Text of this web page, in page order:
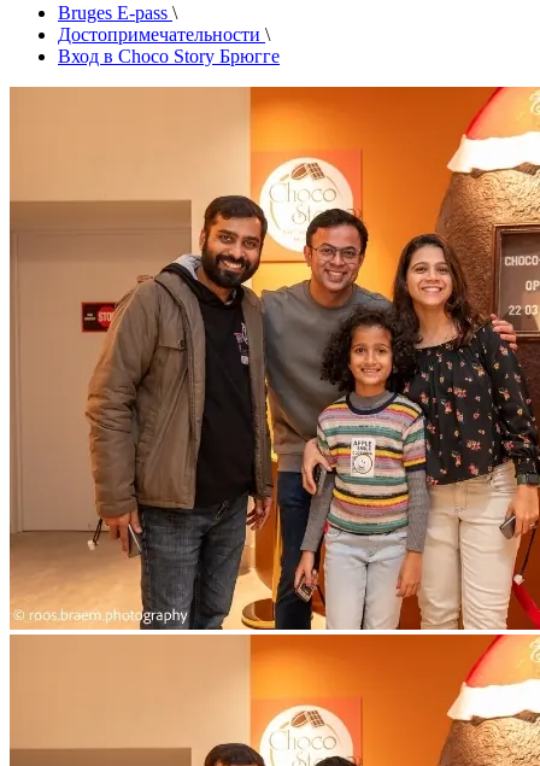
Bruges E-pass \
Достопримечательности \
Вход в Choco Story Брюгге